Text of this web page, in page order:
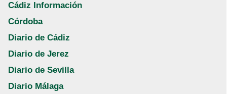
Cádiz Información
Córdoba
Diario de Cádiz
Diario de Jerez
Diario de Sevilla
Diario Málaga